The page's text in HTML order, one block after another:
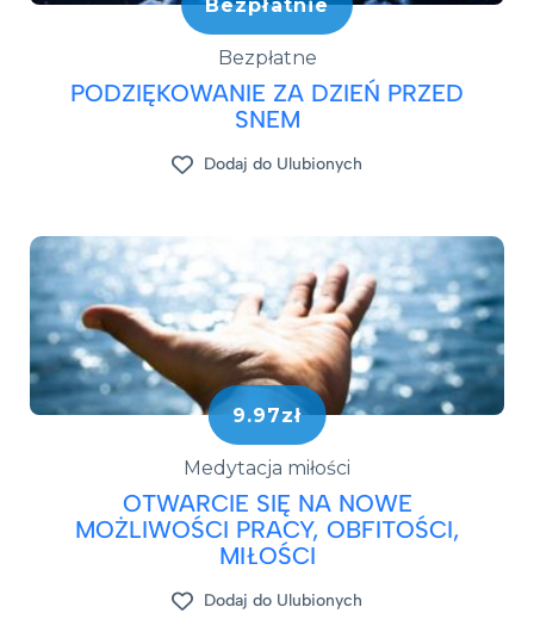
Bezpłatnie
Bezpłatne
PODZIĘKOWANIE ZA DZIEŃ PRZED
SNEM
Dodaj do Ulubionych
9.97zł
Medytacja miłości
OTWARCIE SIĘ NA NOWE
MOŻLIWOŚCI PRACY, OBFITOŚCI,
MIŁOŚCI
Dodaj do Ulubionych